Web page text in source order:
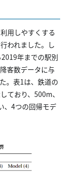
用しやすくする
われました。し
年までの駅別
客数データに与
。表1は、鉄道の
ており、500m、
、4つの回帰モデ